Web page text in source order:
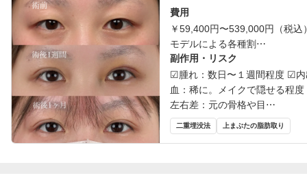
費用
￥59,400円〜539,000円（税
モデルによる各種割⋯
副作用・リスク
☑︎腫れ：数日〜１週間程度 ☑︎内
血：稀に。メイクで隠せる程
左右差：元の骨格や目⋯
二重埋没法 上まぶたの脂肪取り